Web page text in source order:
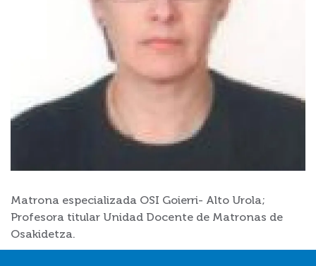
Matrona especializada OSI Goierri- Alto Urola;
Profesora titular Unidad Docente de Matronas de
Osakidetza.